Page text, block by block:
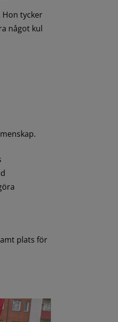
tycker
något kul
plats för